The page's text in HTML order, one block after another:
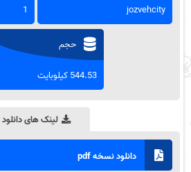
jozvehcity
1
حجم
544.53 کیلوبایت
لینک های دانلود
دانلود نسخه pdf